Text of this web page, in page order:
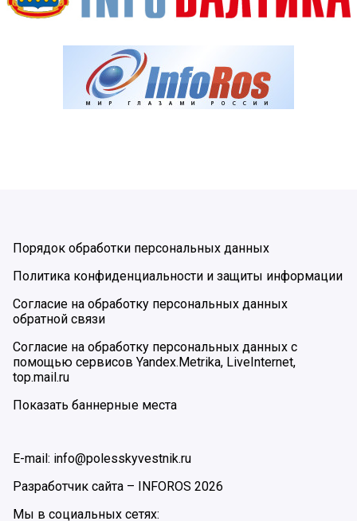
Порядок обработки персональных данных
Политика конфиденциальности и защиты информации
Согласие на обработку персональных данных
обратной связи
Согласие на обработку персональных данных с
помощью сервисов Yandex.Metrika, LiveInternet,
top.mail.ru
Показать баннерные места
E-mail: info@polesskyvestnik.ru
Разработчик сайта – INFOROS 2026
Мы в социальных сетях: